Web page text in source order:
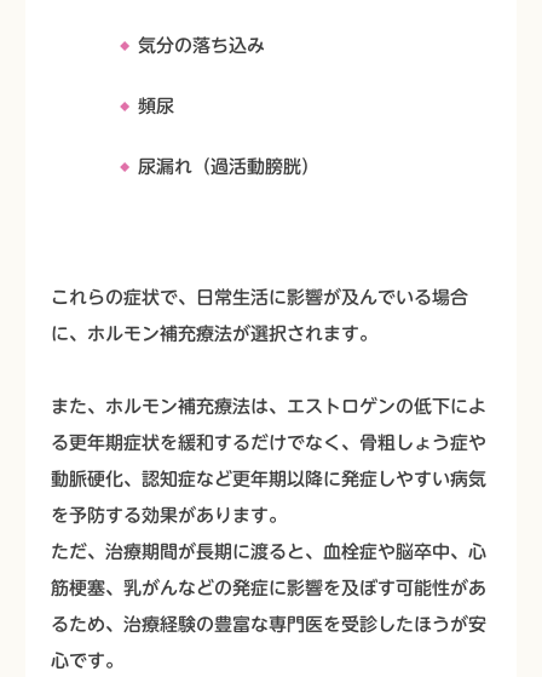
気分の落ち込み
頻尿
尿漏れ（過活動膀胱）
これらの症状で、日常生活に影響が及んでいる場合
に、ホルモン補充療法が選択されます。
また、ホルモン補充療法は、エストロゲンの低下によ
る更年期症状を緩和するだけでなく、骨粗しょう症や
動脈硬化、認知症など更年期以降に発症しやすい病気
を予防する効果があります。
ただ、治療期間が長期に渡ると、血栓症や脳卒中、心
筋梗塞、乳がんなどの発症に影響を及ぼす可能性があ
るため、治療経験の豊富な専門医を受診したほうが安
心です。